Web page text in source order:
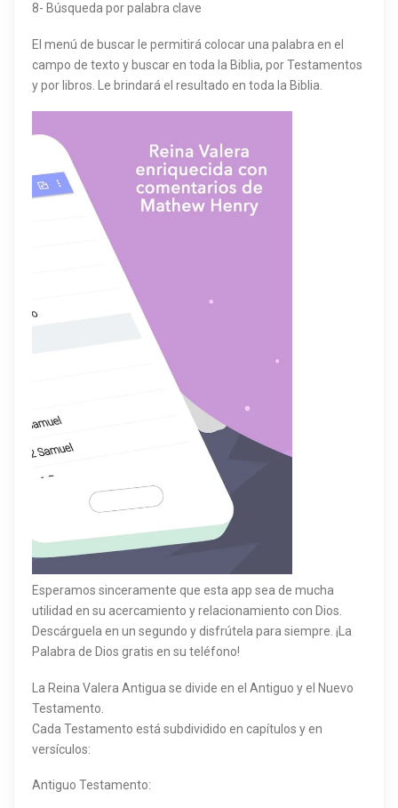
8- Búsqueda por palabra clave
El menú de buscar le permitirá colocar una palabra en el
campo de texto y buscar en toda la Biblia, por Testamentos
y por libros. Le brindará el resultado en toda la Biblia.
Esperamos sinceramente que esta app sea de mucha
utilidad en su acercamiento y relacionamiento con Dios.
Descárguela en un segundo y disfrútela para siempre. ¡La
Palabra de Dios gratis en su teléfono!
La Reina Valera Antigua se divide en el Antiguo y el Nuevo
Testamento.
Cada Testamento está subdividido en capítulos y en
versículos:
Antiguo Testamento: